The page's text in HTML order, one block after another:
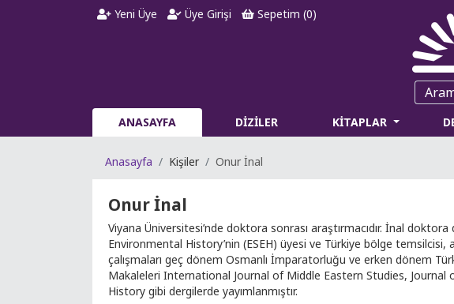
Yeni Üye Üye Girişi Sepetim (0)
ANASAYFA DİZİLER KİTAPLAR
Anasayfa Kişiler Onur İnal
Onur İnal
Viyana Üniversitesi’nde doktora sonrası araştırmacıdır. İnal
Environmental History’nin (ESEH) üyesi ve Türkiye bölge
çalışmaları geç dönem Osmanlı İmparatorluğu ve erken dönem
Makaleleri International Journal of Middle Eastern Studies,
History gibi dergilerde yayımlanmıştır.